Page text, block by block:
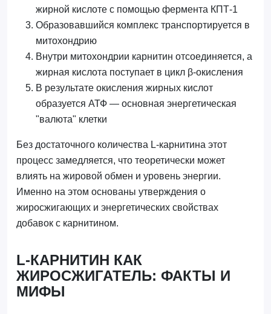
жирной кислоте с помощью фермента КПТ-1
Образовавшийся комплекс транспортируется в
митохондрию
Внутри митохондрии карнитин отсоединяется, а
жирная кислота поступает в цикл β-окисления
В результате окисления жирных кислот
образуется АТФ — основная энергетическая
"валюта" клетки
Без достаточного количества L-карнитина этот
процесс замедляется, что теоретически может
влиять на жировой обмен и уровень энергии.
Именно на этом основаны утверждения о
жиросжигающих и энергетических свойствах
добавок с карнитином.
L-КАРНИТИН КАК
ЖИРОСЖИГАТЕЛЬ: ФАКТЫ И
МИФЫ